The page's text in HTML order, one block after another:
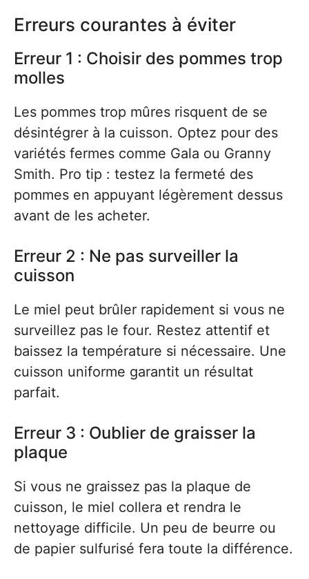
Erreurs courantes à éviter
Erreur 1 : Choisir des pommes trop
molles
Les pommes trop mûres risquent de se
désintégrer à la cuisson. Optez pour des
variétés fermes comme Gala ou Granny
Smith. Pro tip : testez la fermeté des
pommes en appuyant légèrement dessus
avant de les acheter.
Erreur 2 : Ne pas surveiller la
cuisson
Le miel peut brûler rapidement si vous ne
surveillez pas le four. Restez attentif et
baissez la température si nécessaire. Une
cuisson uniforme garantit un résultat
parfait.
Erreur 3 : Oublier de graisser la
plaque
Si vous ne graissez pas la plaque de
cuisson, le miel collera et rendra le
nettoyage difficile. Un peu de beurre ou
de papier sulfurisé fera toute la différence.